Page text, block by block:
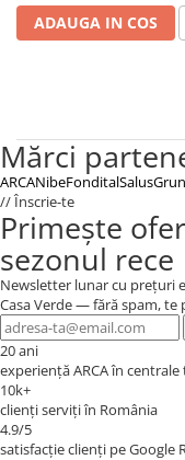
ADAUGA IN COS
Mărci
ARCANibeFonditalSalus
// Înscrie-te
Primește
sezonul rece
Newsletter lunar cu prețuri
Casa Verde — fără spam,
20 ani
experiență ARCA în
10k+
clienți serviți în România
4.9/5
satisfacție clienți pe Google